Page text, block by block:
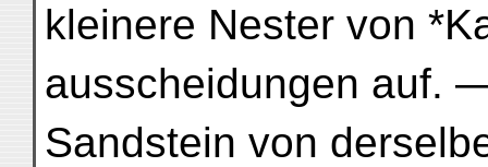
kleinere Nester von
ausscheidungen auf.
Sandstein von